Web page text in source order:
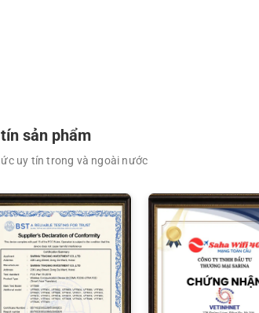
sản phẩm
uy tín trong và ngoài nước
XEM CHI TIẾT